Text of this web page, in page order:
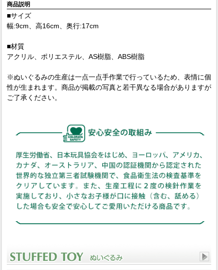
商品説明
■サイズ
幅:9cm、高16cm、奥行:17cm
■材質
アクリル、ポリエステル、AS樹脂、ABS樹脂
※ぬいぐるみの生産は一点一点手作業で行っているため、表情に個
性が生まれます。商品が掲載の写真と若干異なる場合がありますが
ご了承ください。